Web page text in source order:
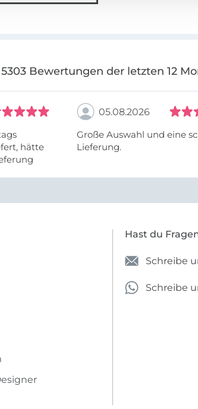
Bewertungen der letzten 12
hätte
05.08.2026
Große Auswahl und eine
Lieferung.
Hast du
Schreibe
Schreibe